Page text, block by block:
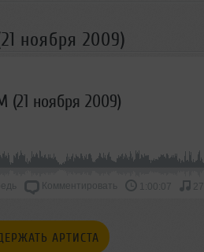
ноября 2009)
(21 ноября 2009)
Комментировать 1:00:07 27
АРТИСТА